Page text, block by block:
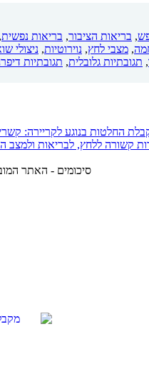
, בריאות הציבור, בריאות נפשית,
, מצבי לחץ, נוירוטיות, ניצולי
, תגובתיות גלובלית, תגובתיות
החלטות בנוגע לקריירה:
קשורה ללחץ, לבריאות ולמצב